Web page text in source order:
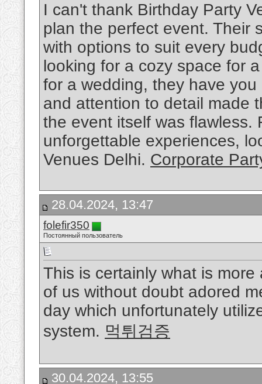
I can't thank Birthday Party
plan the perfect event. Their
with options to suit every
looking for a cozy space for
for a wedding, they have
and attention to detail made
the event itself was flawless.
unforgettable experiences,
Venues Delhi. Corporate
28.04.2024, 13:47
folefir350
Постоянный пользователь
This is certainly what is
of us without doubt adored
day which unfortunately
system. 먹튀검증
30.04.2024, 13:55